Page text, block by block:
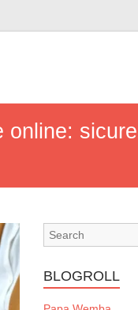
online:
BLOGROLL